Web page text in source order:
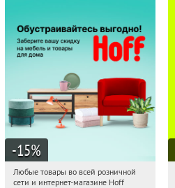
-15%
07:53:04 Получили:
Любые товары во всей розничной
сети и интернет-магазине Hoff